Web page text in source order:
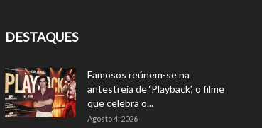
DESTAQUES
Famosos reúnem-se na
antestreia de ‘Playback’, o filme
que celebra o...
Agosto 4, 2026